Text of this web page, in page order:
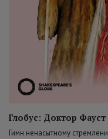
Глобус: Доктор Фауст
Гимн ненасытному